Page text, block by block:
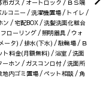
ガス / オートロック / ＢＳ端
コニー / 洗濯機置場 / トイレ /
/ 宅配BOX / 洗髪洗面化粧台
ローリング / 照明器具 / ウォ
ータ) / 排水(下水) / 駐輪場 / Ｂ
ト料金(月額無料) / 浴室 / 洗面
ホン / ガスコンロ付 / 洗面所
内ゴミ置場 / ペット相談 / 角